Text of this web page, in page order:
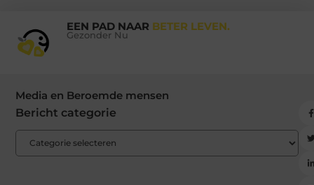
EEN PAD NAAR BETER LEVEN.
Gezonder Nu
Media en Beroemde mensen
Bericht categorie